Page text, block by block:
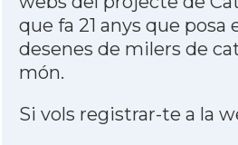
que fa 21 anys que posa
desenes de milers de
món.
Si vols registrar-te a la